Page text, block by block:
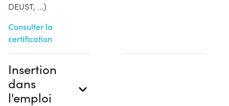
DEUST, ...)
Consulter la
certification
Insertion
dans
l'emploi